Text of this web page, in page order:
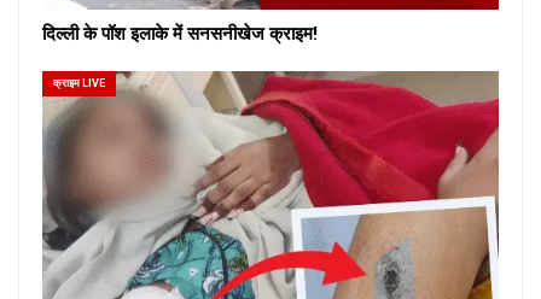
दिल्ली के पॉश इलाके में सनसनीखेज क्राइम!
क्राइम LIVE